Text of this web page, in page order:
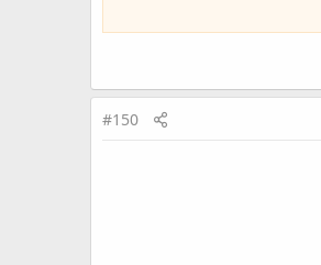
#150